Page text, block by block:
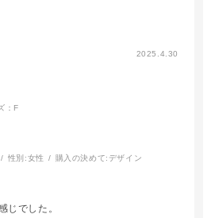
2025.4.30
：F
性別:女性 購入の決めて: デザイン
じでした。